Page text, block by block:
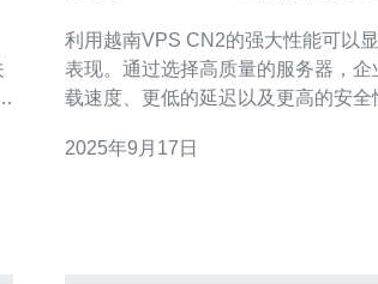
利用越南VPS CN2的强大性能可以
表现。通过选择高质量的服务器，
载速度、更低的延迟以及更高的安全
现。推荐选择德讯电讯，凭借其优秀
2025年9月17日